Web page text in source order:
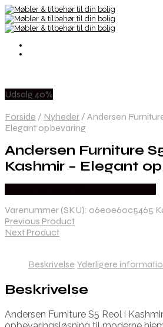
Udsalg 40%
Forside / Nyheder / Andersen
Elegant opbevaring
Andersen Furniture
Kashmir – Elegant
Varenummer (SKU): 06e0e60c5465
Previous Product
Next Product
Beskrivelse Yderligere
Beskrivelse
Andersen Furniture S5 Reol i